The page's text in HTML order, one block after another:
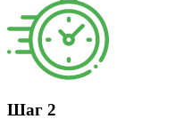
Шаг 2